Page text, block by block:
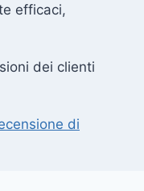
efficaci,
dei clienti
di